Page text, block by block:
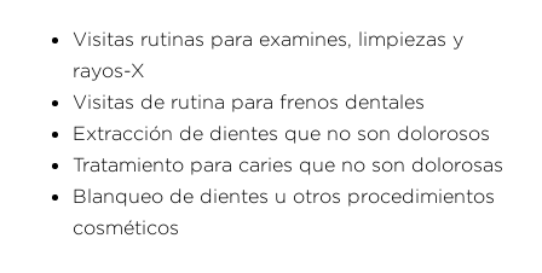
Visitas rutinas para examines, limpiezas y
rayos-X
Visitas de rutina para frenos dentales
Extracción de dientes que no son dolorosos
Tratamiento para caries que no son dolorosas
Blanqueo de dientes u otros procedimientos
cosméticos